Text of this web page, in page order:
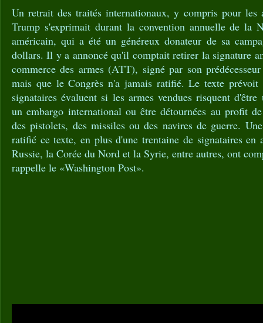
Un retrait des traités internationaux, y compris pour les
Trump s'exprimait durant la convention annuelle de la
américain, qui a été un généreux donateur de sa
dollars. Il y a annoncé qu'il comptait retirer la signature
commerce des armes (ATT), signé par son
mais que le Congrès n'a jamais ratifié. Le texte prévoit
signataires évaluent si les armes vendues risquent
un embargo international ou être détournées au profit
des pistolets, des missiles ou des navires de guerre.
ratifié ce texte, en plus d'une trentaine de signataires
Russie, la Corée du Nord et la Syrie, entre autres, ont
rappelle le «Washington Post».